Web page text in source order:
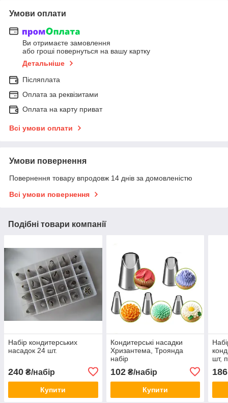
Умови оплати
Ви отримаєте замовлення
або гроші повернуться на вашу картку
Детальніше
Післяплата
Оплата за реквізитами
Оплата на карту приват
Всі умови оплати
Умови повернення
Повернення товару впродовж 14 днів за домовленістю
Всі умови повернення
Подібні товари компанії
Набір кондитерських
насадок 24 шт.
240 ₴/набір
Купити
Кондитерські насадки
Хризантема, Троянда
набір
102₴/набір
Купити
шт,
186